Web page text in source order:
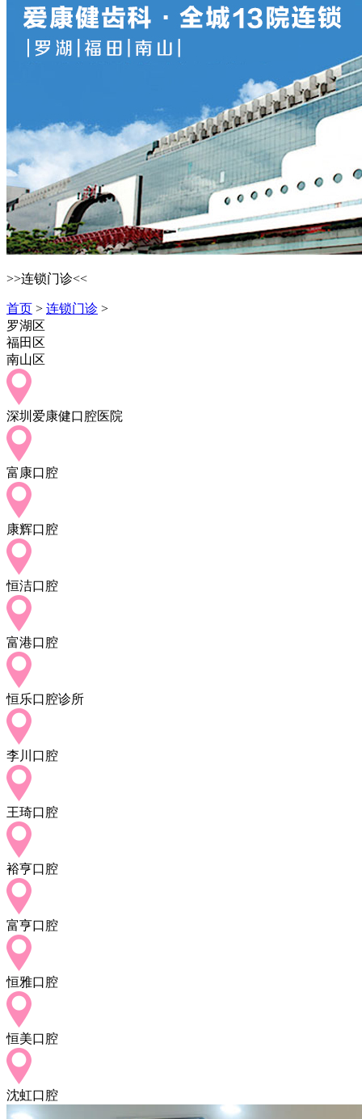
>>连锁门诊<<
首页 > 连锁门诊 >
罗湖区
福田区
南山区
深圳爱康健口腔医院
富康口腔
康辉口腔
恒洁口腔
富港口腔
恒乐口腔诊所
李川口腔
王琦口腔
裕亨口腔
富亨口腔
恒雅口腔
恒美口腔
沈虹口腔